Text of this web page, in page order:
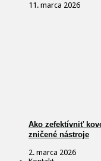
11. marca 2026
Ako zefektívniť
zničené nástroje
2. marca 2026